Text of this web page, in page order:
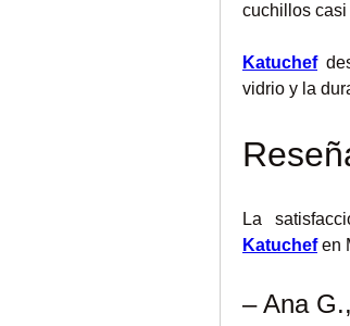
cuchillos casi
Katuchef
vidrio y la
Katuchef en
– Ana